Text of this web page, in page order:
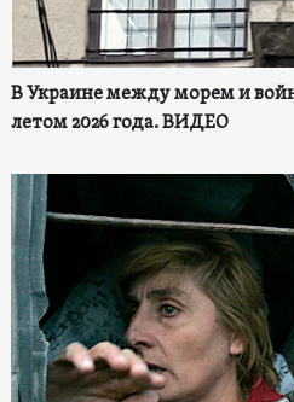
В Украине между морем и
летом 2026 года. ВИДЕО